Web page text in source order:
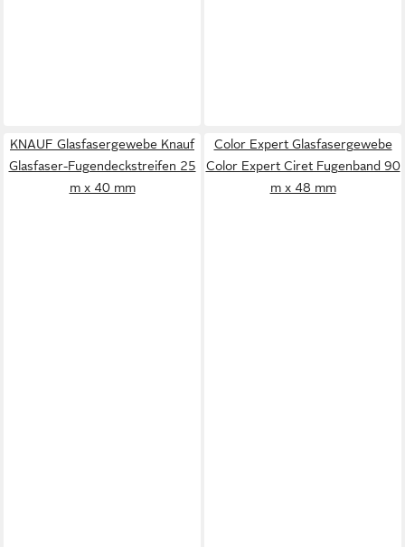
KNAUF Glasfasergewebe Knauf
Glasfaser-Fugendeckstreifen 25
m x 40 mm
Color Expert Glasfasergewebe
Color Expert Ciret Fugenband 90
m x 48 mm